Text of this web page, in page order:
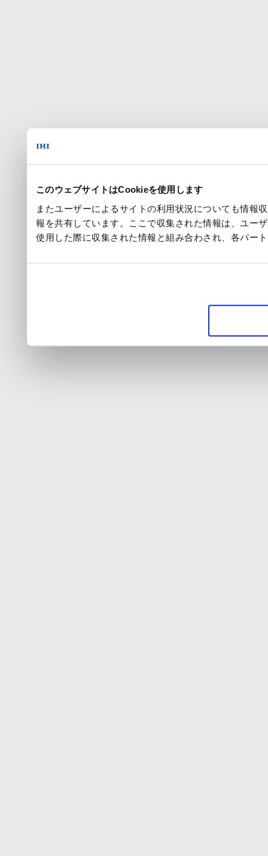
このウェブサイトはCookieを使用します
またユーザーによるサイトの利用状況についても情報
報を共有しています。ここで収集された情報は、ユー
使用した際に収集された情報と組み合わされ、各パー